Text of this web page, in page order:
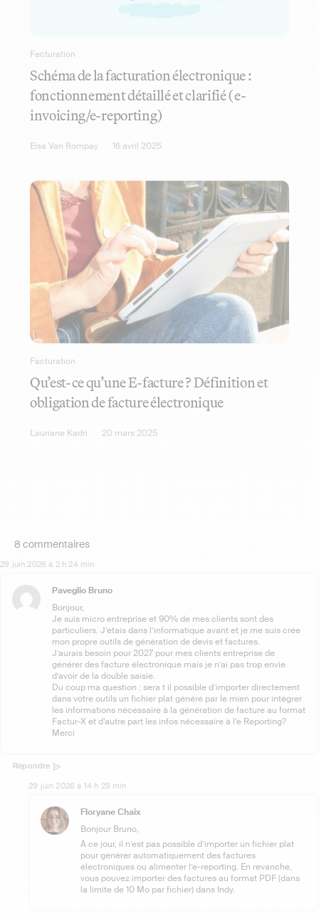
Facturation
Schéma de la facturation électronique :
fonctionnement détaillé et clarifié (e-
invoicing/e-reporting)
Elsa Van Rompay 16 avril 2025
Facturation
Qu’est-ce qu’une E-facture ? Définition et
obligation de facture électronique
Lauriane Kadri 20 mars 2025
8 commentaires
29 juin 2026 à 2 h 24 min
Paveglio Bruno
Bonjour,
Je suis micro entreprise et 90% de mes clients sont des
particuliers. J’étais dans l’informatique avant et je me suis crée
mon propre outils de génération de devis et factures.
J’aurais besoin pour 2027 pour mes clients entreprise de
générer des facture électronique mais je n’ai pas trop envie
d’avoir de la double saisie.
Du coup ma question : sera t il possible d’importer directement
dans votre outils un fichier plat généré par le mien pour intégrer
les informations nécessaire à la génération de facture au format
Factur-X et d’autre part les infos nécessaire à l’e Reporting?
Merci
Répondre
29 juin 2026 à 14 h 29 min
Floryane Chaix
Bonjour Bruno,
À ce jour, il n’est pas possible d’importer un fichier plat
pour générer automatiquement des factures
électroniques ou alimenter l’e-reporting. En revanche,
vous pouvez importer des factures au format PDF (dans
la limite de 10 Mo par fichier) dans Indy.